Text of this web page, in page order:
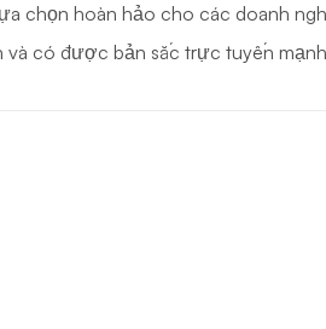
chọn hoàn hảo cho các doanh
và có được bản sắc trực tuyến